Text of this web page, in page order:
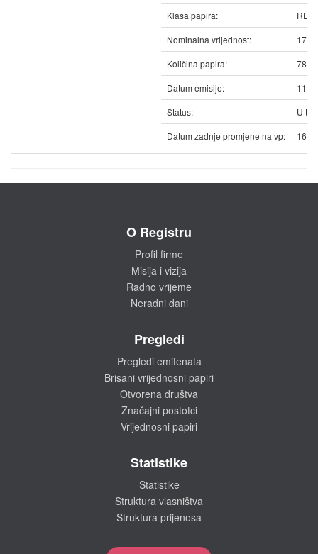
Klasa papira:
Nominalna vrijednost:
17.50
Količina papira:
Datum emisije:
Status:
U
Datum zadnje promjene na vp:
O Registru
Profil firme
Misija i vizija
Radno vrijeme
Neradni dani
Pregledi
Pregledi emitenata
Brisani vrijednosni papiri
Otvorena društva
Značajni postotci
Vrijednosni papiri
Statistike
Statistike
Struktura vlasništva
Struktura prijenosa